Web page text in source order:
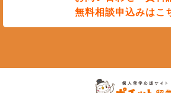
無料相談申込みはこ